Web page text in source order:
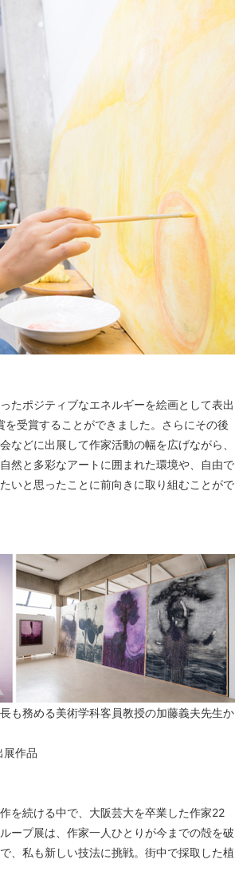
たポジティブなエネルギーを絵画として表出
受賞することができました。さらにその後
などに出展して作家活動の幅を広げながら、
然と多彩なアートに囲まれた環境や、自由で
いと思ったことに前向きに取り組むことがで
も務める美術学科客員教授の加藤義夫先生か
展作品
を続ける中で、大阪芸大を卒業した作家22
ープ展は、作家一人ひとりが今までの殻を破
、私も新しい技法に挑戦。街中で採取した植